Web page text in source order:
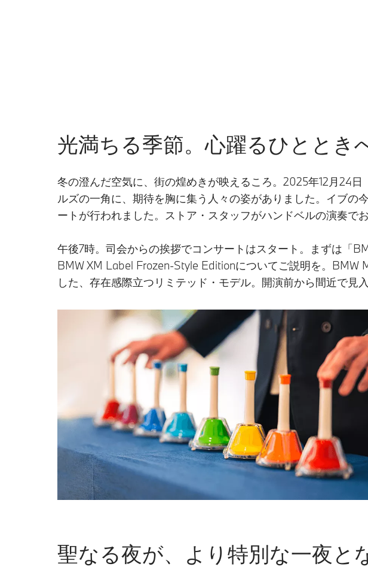
光満ちる季節。心躍るひととき
冬の澄んだ空気に、街の煌めきが映えるころ。2025年12月24
ルズの一角に、期待を胸に集う人々の姿がありました。イブ
ートが行われました。ストア・スタッフがハンドベルの演奏で
午後7時。司会からの挨拶でコンサートはスタート。まずは「
BMW XM Label Frozen-Style Editionについてご説明を。BMW
した、存在感際立つリミテッド・モデル。開演前から間近で見
聖なる夜が、より特別な一夜と